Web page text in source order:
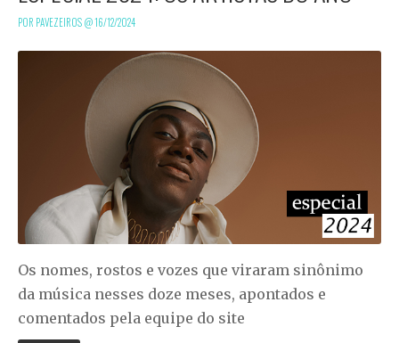
POR PAVEZEIROS @16/12/2024
Os nomes, rostos e vozes que viraram sinônimo
da música nesses doze meses, apontados e
comentados pela equipe do site